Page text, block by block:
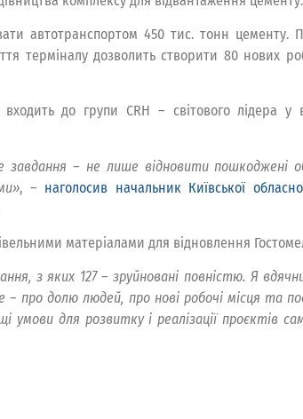
автотранспортом 450 тис. тонн цементу.
терміналу дозволить створити 80 нових
до групи CRH – світового лідера у
завдання – не лише відновити пошкоджені
», – наголосив начальник Київської
матеріалами для відновлення
з яких 127 – зруйновані повністю. Я
– про долю людей, про нові робочі місця та
для розвитку і реалізації проєктів